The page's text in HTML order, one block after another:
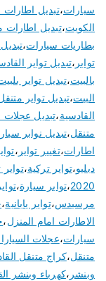
سيارات،تبديل اطارات
الكويت،تبديل اطارات
بطاريات سيارات،
تواير ،تبديل تواير
بالبيت،تبديل تواير
البيت،تبديل تواير
القادسية،تبديل عجلات
متنقل،تبديل نوابر
اطارات،تغيير تواير ،
دبليو،تواير تركية،تواير
2020،تواير سيارة،
مرسيدس،تواير يابانية،
الاطارات امام المنزل،
سيارات،عجلات
متنقل،كراج متنقل
وبنشر ،كهرباء وبنشر